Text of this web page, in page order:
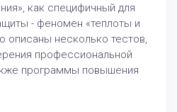
как специфичный для
- феномен «теплоты и
описаны несколько тестов,
профессиональной
программы повышения